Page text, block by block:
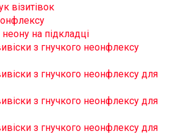
візитівок
на підкладці
з гнучкого неонфлексу
з гнучкого неонфлексу для
з гнучкого неонфлексу для
з гнучкого неонфлексу для